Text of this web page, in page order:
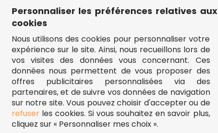
› Paiement
› Pièces de puzzle manquantes ?
› Plan du site
** Frais d'envoi = 6,95 € (France) / gratuit à partir de 45 €.
fou-de-puzzle.com : le site référence pour acheter des puzzles de
qualité à bon prix.
© Fou-de-puzzle.com 2011 - 2026
Personnaliser les préférences relatives aux
cookies
Nous utilisons des cookies pour personnaliser votre
expérience sur le site. Ainsi, nous recueillons lors de
vos visites des données vous concernant. Ces
données nous permettent de vous proposer des
offres publicitaires personnalisées via des
partenaires, et de suivre vos données de navigation
sur notre site. Vous pouvez choisir d'accepter ou de
refuserles cookies. Si vous souhaitez en savoir plus,
cliquez sur « Personnaliser mes choix ».